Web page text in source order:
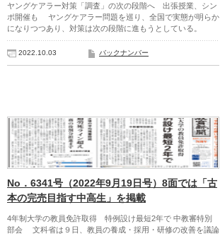
ヤングケアラー対策「調査」の次の段階へ 出張授業、シン
ポ開催も ヤングケアラー問題を巡り、全国で実態が明らか
になりつつあり、対策は次の段階に進もうとしている。
2022.10.03 バックナンバー
No．6341号（2022年9月19日号）8面では「古
本の完売目指す中高生」を掲載
4年制大学の教員免許取得 特例設け最短2年で 中教審特別
部会 文科省は９日、教員の養成・採用・研修の改善を議論